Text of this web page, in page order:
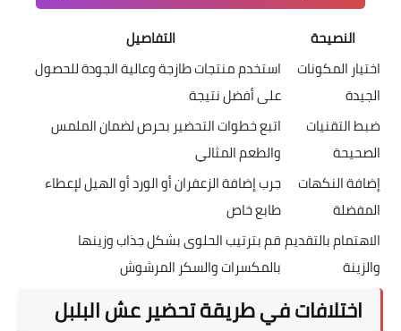
النصيحة
التفاصيل
اختيار المكونات
الجيدة
استخدم منتجات طازجة وعالية الجودة للحصول
على أفضل نتيجة
ضبط التقنيات
الصحيحة
اتبع خطوات التحضير بحرص لضمان الملمس
والطعم المثالي
إضافة النكهات
المفضلة
جرب إضافة الزعفران أو الورد أو الهيل لإعطاء
طابع خاص
الاهتمام بالتقديم
والزينة
قم بترتيب الحلوى بشكل جذاب وزينها
بالمكسرات والسكر المرشوش
اختلافات في طريقة تحضير عش البلبل